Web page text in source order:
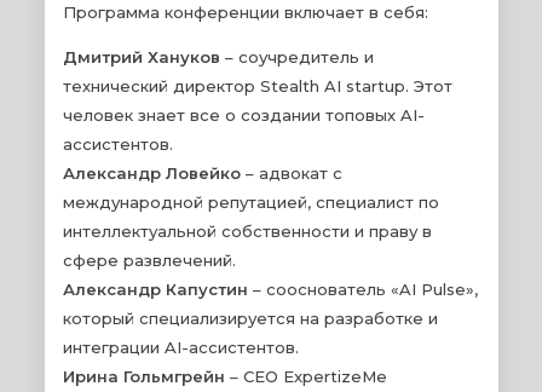
Программа конференции включает в себя:
Дмитрий Хануков – соучредитель и
технический директор Stealth AI startup. Этот
человек знает все о создании топовых AI-
ассистентов.
Александр Ловейко– адвокат с
международной репутацией, специалист по
интеллектуальной собственности и праву в
сфере развлечений.
Александр Капустин – сооснователь «AI Pulse»,
который специализируется на разработке и
интеграции AI-ассистентов.
Ирина Гольмгрейн – CEO ExpertizeMe